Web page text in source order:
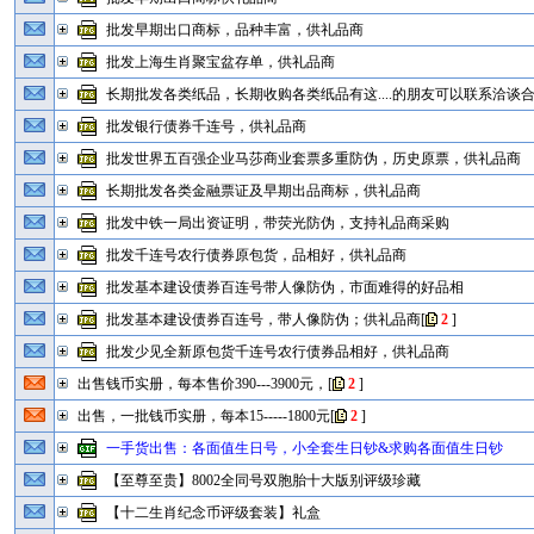
批发早期出口商标，品种丰富，供礼品商
批发上海生肖聚宝盆存单，供礼品商
长期批发各类纸品，长期收购各类纸品有这....的朋友可以联系洽谈
批发银行债券千连号，供礼品商
批发世界五百强企业马莎商业套票多重防伪，历史原票，供礼品商
长期批发各类金融票证及早期出品商标，供礼品商
批发中铁一局出资证明，带荧光防伪，支持礼品商采购
批发千连号农行债券原包货，品相好，供礼品商
批发基本建设债券百连号带人像防伪，市面难得的好品相
批发基本建设债券百连号，带人像防伪；供礼品商[ 2 ]
批发少见全新原包货千连号农行债券品相好，供礼品商
出售钱币实册，每本售价390---3900元， [ 2 ]
出售，一批钱币实册，每本15-----1800元[ 2 ]
一手货出售：各面值生日号，小全套生日钞&求购各面值生日钞
【至尊至贵】8002全同号双胞胎十大版别评级珍藏
【十二生肖纪念币评级套装】礼盒